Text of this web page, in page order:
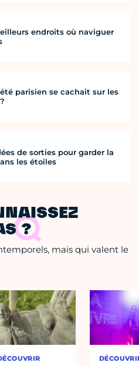
endroits où naviguer
parisien se cachait sur les
de sorties pour garder la
les étoiles
?
mais qui valent le